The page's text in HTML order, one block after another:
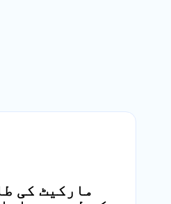
مارکیٹ کی